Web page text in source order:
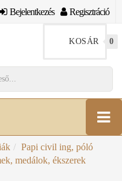
Bejelentkezés Regisztráció
KOSÁR 0
Papi civil ing, póló
medálok, ékszerek